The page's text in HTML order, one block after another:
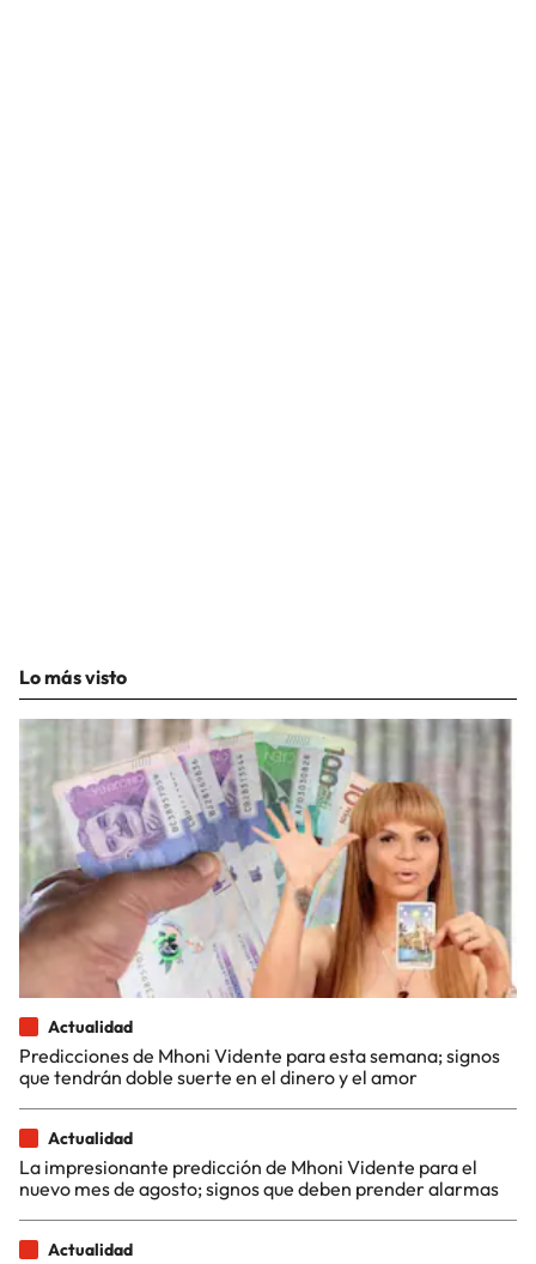
Lo más visto
Actualidad
Predicciones de Mhoni Vidente para esta semana; signos
que tendrán doble suerte en el dinero y el amor
Actualidad
La impresionante predicción de Mhoni Vidente para el
nuevo mes de agosto; signos que deben prender alarmas
Actualidad